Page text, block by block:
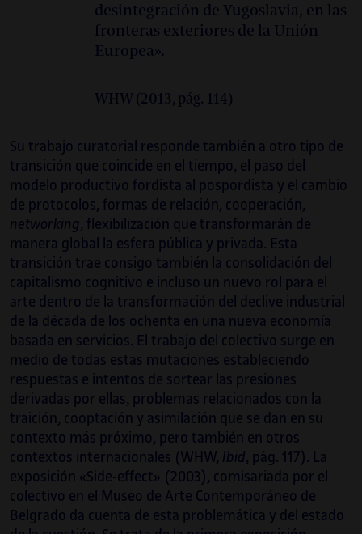
desintegración de Yugoslavia, en las
fronteras exteriores de la Unión
Europea».
WHW (2013, pág. 114)
Su trabajo curatorial responde también a otro tipo de
transición que coincide en el tiempo, el paso del
modelo productivo fordista al pospordista y el cambio
de protocolos, formas de relación, cooperación,
networking , flexibilización que transformarán de
manera global la esfera pública y privada. Esta
transición trae consigo también la consolidación del
capitalismo cognitivo e incluso un nuevo rol para el
arte dentro de la transformación del declive industrial
de la década de los ochenta en una nueva economía
basada en servicios. El trabajo del colectivo surge en
medio de todas estas mutaciones estableciendo
respuestas e intentos de sortear las presiones
derivadas por ellas, problemas relacionados con la
traición, cooptación y asimilación que se dan en su
contexto más próximo, pero también en otros
contextos internacionales (WHW, Ibid, pág. 117). La
exposición «Side-effect» (2003), comisariada por el
colectivo en el Museo de Arte Contemporáneo de
Belgrado da cuenta de esta problemática y del estado